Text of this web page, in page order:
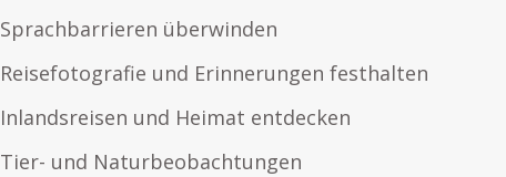
Sprachbarrieren überwinden
Reisefotografie und Erinnerungen festhalten
Inlandsreisen und Heimat entdecken
Tier- und Naturbeobachtungen